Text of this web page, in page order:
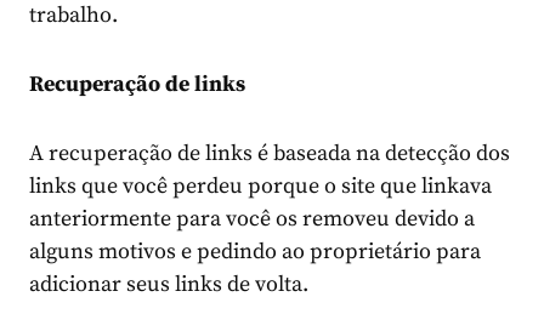
trabalho.
Recuperação de links
A recuperação de links é baseada na detecção dos
links que você perdeu porque o site que linkava
anteriormente para você os removeu devido a
alguns motivos e pedindo ao proprietário para
adicionar seus links de volta.